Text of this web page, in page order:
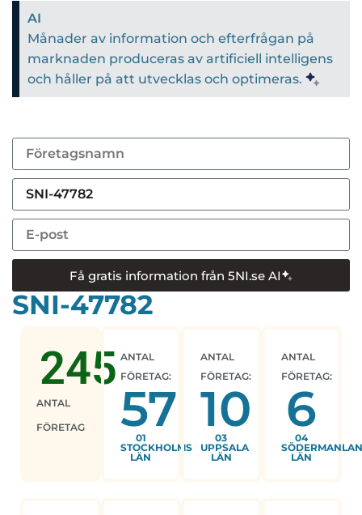
AI
Månader av information och efterfrågan på
marknaden produceras av artificiell intelligens
och håller på att utvecklas och optimeras.
Få gratis information från 5NI.se AI
SNI-47782
ANTAL
FÖRETAG
245 ANTAL
FÖRETAG:
57
01
STOCKHOLMS
LÄN
ANTAL
FÖRETAG:
10
03
UPPSALA
LÄN
ANTAL
FÖRETAG:
6
04
LÄN